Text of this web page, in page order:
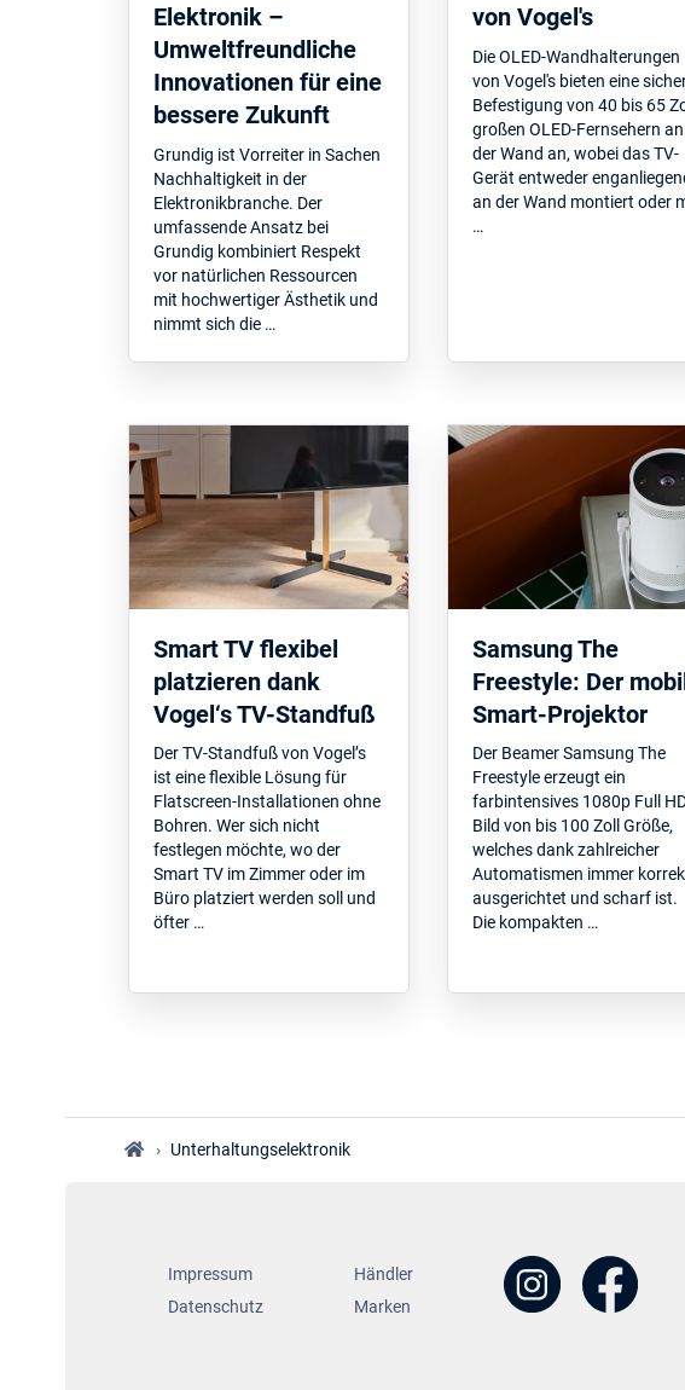
Elektronik –
Umweltfreundliche
Innovationen für eine
bessere Zukunft
Grundig ist Vorreiter in Sachen
Nachhaltigkeit in der
Elektronikbranche. Der
umfassende Ansatz bei
Grundig kombiniert Respekt
vor natürlichen Ressourcen
mit hochwertiger Ästhetik und
nimmt sich die …
von Vogel's
Die OLED-Wandhalterungen
von Vogel's bieten eine
Befestigung von 40 bis 65
großen OLED-Fernsehern an
der Wand an, wobei das TV-
Gerät entweder
an der Wand montiert oder
…
Smart TV flexibel
platzieren dank
Vogel‘s TV-Standfuß
Der TV-Standfuß von Vogel’s
ist eine flexible Lösung für
Flatscreen-Installationen ohne
Bohren. Wer sich nicht
festlegen möchte, wo der
Smart TV im Zimmer oder im
Büro platziert werden soll und
öfter …
Samsung The
Freestyle: Der
Smart-Projektor
Der Beamer Samsung The
Freestyle erzeugt ein
farbintensives 1080p Full
Bild von bis 100 Zoll Größe,
welches dank zahlreicher
Automatismen immer
ausgerichtet und scharf ist.
Die kompakten …
› Unterhaltungselektronik
Impressum
Datenschutz
Händler
Marken